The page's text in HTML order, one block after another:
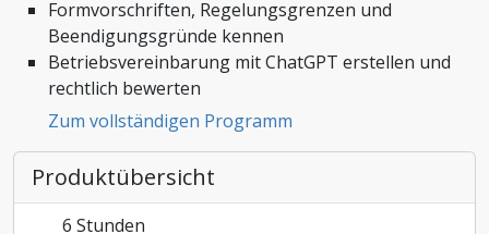
Zoll und Außenhandel
Formvorschriften, Regelungsgrenzen und
Beendigungsgründe kennen
Betriebsvereinbarung mit ChatGPT erstellen und
rechtlich bewerten
Zum vollständigen Programm
Produktübersicht
6 Stunden